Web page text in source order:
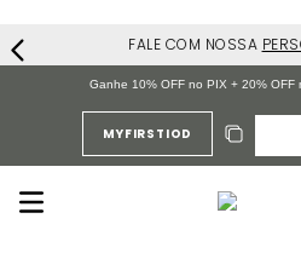
FALE COM NOSSA
Ganhe 10% OFF no PIX + 20% OFF
MYFIRSTIOD